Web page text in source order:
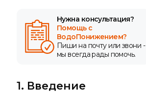
Нужна консультация?
Помощь с
ВодоПонижением?
Пиши на почту или звони -
мы всегда рады помочь.
1. Введение